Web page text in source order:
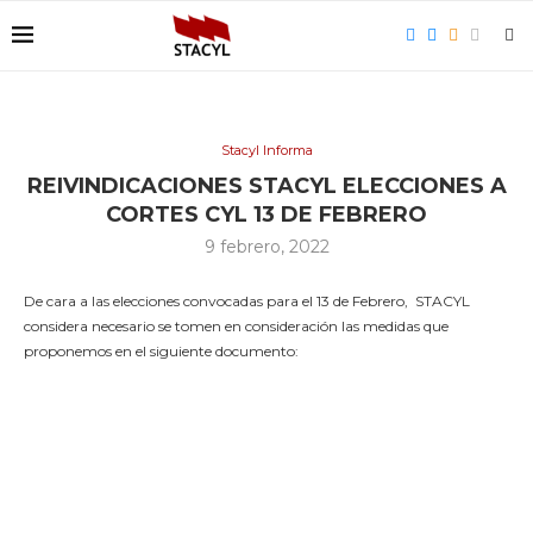
Stacyl Informa
REIVINDICACIONES STACYL ELECCIONES A
CORTES CYL 13 DE FEBRERO
9 febrero, 2022
De cara a las elecciones convocadas para el 13 de Febrero, STACYL
considera necesario se tomen en consideración las medidas que
proponemos en el siguiente documento: